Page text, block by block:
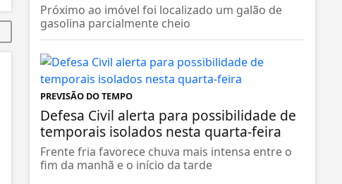
Próximo ao imóvel foi localizado um galão de
gasolina parcialmente cheio
PREVISÃO DO TEMPO
Defesa Civil alerta para possibilidade de
temporais isolados nesta quarta-feira
Frente fria favorece chuva mais intensa entre o
fim da manhã e o início da tarde